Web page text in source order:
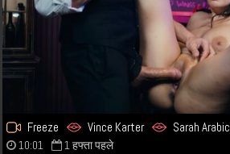
Freeze Vince Karter Sarah Arabic
10:01 1 हफ्ता पहले